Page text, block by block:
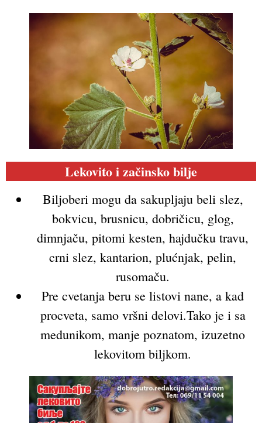
Lekovito i začinsko bilje
Biljoberi mogu da sakupljaju beli slez,
bokvicu, brusnicu, dobričicu, glog,
dimnjaču, pitomi kesten, hajdučku travu,
crni slez, kantarion, plućnjak, pelin,
rusomaču.
Pre cvetanja beru se listovi nane, a kad
procveta, samo vršni delovi.Tako je i sa
medunikom, manje poznatom, izuzetno
lekovitom biljkom.